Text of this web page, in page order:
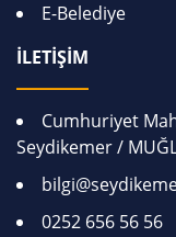
E-Belediye
İLETİŞİM
Cumhuriyet
Seydikemer /
0252 656 56 56